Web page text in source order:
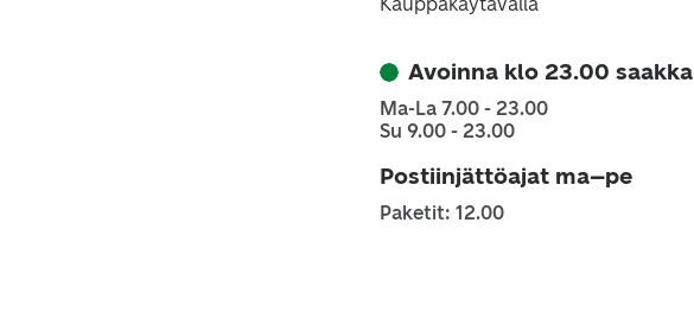
Avoinna klo 23.00 saakka
Ma-La 7.00 - 23.00
Su 9.00 - 23.00
Postiinjättöajat ma–pe
Paketit: 12.00